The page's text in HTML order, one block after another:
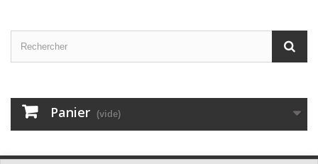
Panier (vide)